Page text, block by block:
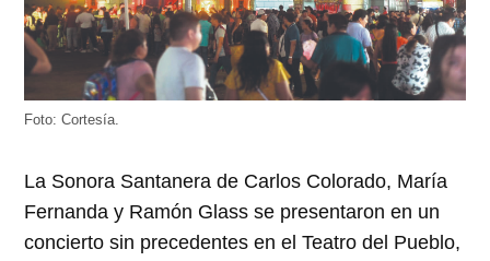
Foto: Cortesía.
La Sonora Santanera de Carlos Colorado, María
Fernanda y Ramón Glass se presentaron en un
concierto sin precedentes en el Teatro del Pueblo,